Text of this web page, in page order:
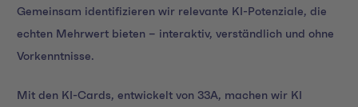
Gemeinsam identifizieren wir relevante KI-Potenziale, die
echten Mehrwert bieten – interaktiv, verständlich und ohne
Vorkenntnisse.
Mit den KI-Cards, entwickelt von 33A, machen wir KI